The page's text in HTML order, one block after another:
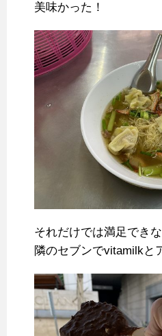
美味かった！
それだけでは満足でき
隣のセブンでvitamilkと